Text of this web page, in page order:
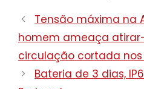
Tensão máxima na
homem ameaça
circulação cortada
Bateria de 3 dias,